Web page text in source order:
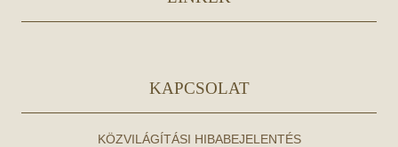
KAPCSOLAT
KÖZVILÁGÍTÁSI HIBABEJELENTÉS